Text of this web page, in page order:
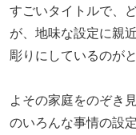
すごいタイトルで、
が、地味な設定に親
彫りにしているのが
よその家庭をのぞき
のいろんな事情の設